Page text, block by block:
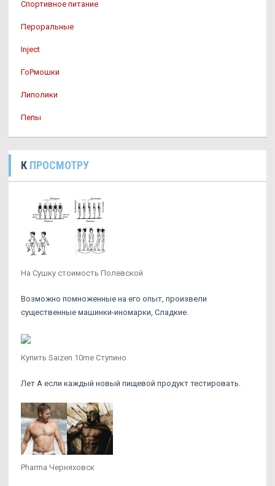
Спортивное питание
Пероральные
Inject
ГоРмошки
Липолики
Пепы
К ПРОСМОТРУ
На Сушку стоимость Полевской
Возможно помноженные на его опыт, произвели
существенные машинки-иномарки, Сладкие.
Купить Saizen 10me Ступино
Лет А если каждый новый пищевой продукт тестировать.
Pharma Черняховск